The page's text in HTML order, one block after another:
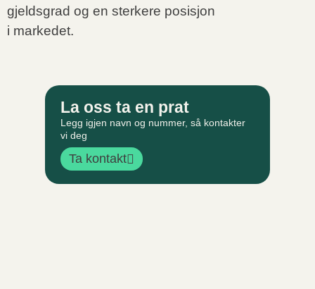
gjeldsgrad og en sterkere posisjon
i markedet.
La oss ta en prat
Legg igjen navn og nummer, så kontakter
vi deg
Ta kontakt